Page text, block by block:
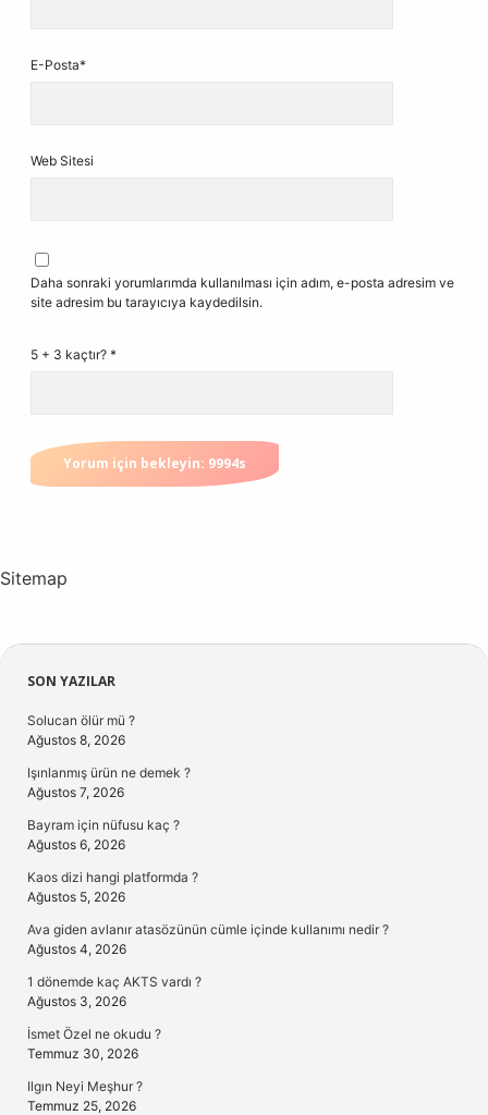
E-Posta*
Web Sitesi
Daha sonraki yorumlarımda kullanılması için adım, e-posta adresim ve
site adresim bu tarayıcıya kaydedilsin.
5 + 3 kaçtır? *
Sitemap
Sidebar
SON YAZILAR
Solucan ölür mü ?
Ağustos 8, 2026
Işınlanmış ürün ne demek ?
Ağustos 7, 2026
Bayram için nüfusu kaç ?
Ağustos 6, 2026
Kaos dizi hangi platformda ?
Ağustos 5, 2026
Ava giden avlanır atasözünün cümle içinde kullanımı nedir ?
Ağustos 4, 2026
1 dönemde kaç AKTS vardı ?
Ağustos 3, 2026
İsmet Özel ne okudu ?
Temmuz 30, 2026
Ilgın Neyi Meşhur ?
Temmuz 25, 2026